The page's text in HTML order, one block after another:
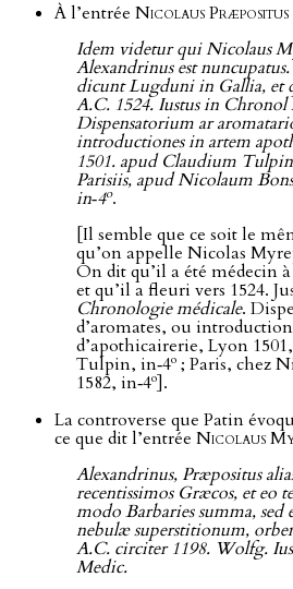
À l’entrée Nicolaus Præpositus
Idem videtur qui Nicolaus
Alexandrinus est
dicunt Lugduni in Gallia, et
A.C. 1524. Iustus in Chronol
Dispensatorium ar
introductiones in artem
1501. apud Claudium
Parisiis, apud Nicolaum
in‑4o.
[Il semble que ce soit le
qu’on appelle Nicolas
On dit qu’il a été médecin
et qu’il a fleuri vers 1524.
Chronologie médicale.
d’aromates, ou
d’apothicairerie, Lyon
Tulpin, in‑4o ; Paris, chez
1582, in‑4o].
La controverse que Patin
ce que dit l’entrée Nicolaus
Alexandrinus, Præpositus
recentissimos Græcos, et eo
modo Barbaries summa, sed
nebulæ superstitionum,
A.C. circiter 1198. Wolfg.
Medic.